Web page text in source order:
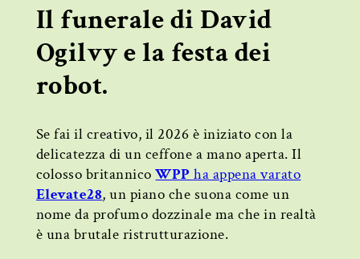
Il funerale di David
Ogilvy e la festa dei
robot.
Se fai il creativo, il 2026 è iniziato con la
delicatezza di un ceffone a mano aperta. Il
colosso britannicoWPPha appena varato
Elevate28, un piano che suona come un
nome da profumo dozzinale ma che in realtà
è una brutale ristrutturazione.